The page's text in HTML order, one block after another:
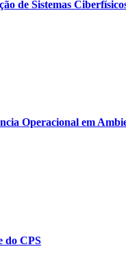
de Sistemas
Operacional em
do CPS